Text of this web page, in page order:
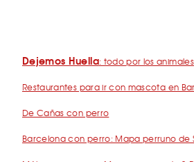
Dejemos Huella: todo por los animales
Restaurantes para ir con mascota en
De Cañas con perro
Barcelona con perro: Mapa perruno de